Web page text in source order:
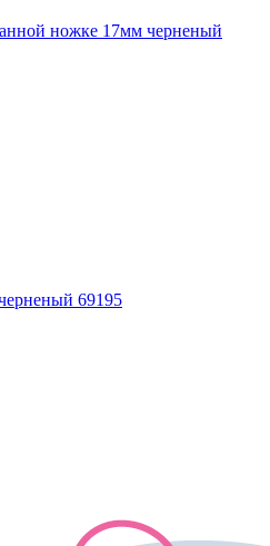
ножке 17мм черненый
69195